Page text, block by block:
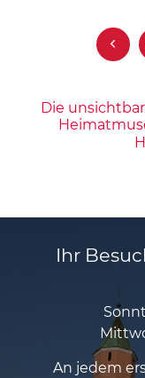

Die
Ihr
An jedem